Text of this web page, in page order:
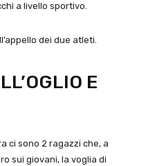
a livello sportivo.
dei due atleti.
E
ci sono 2 ragazzi che, a
sui giovani, la voglia di